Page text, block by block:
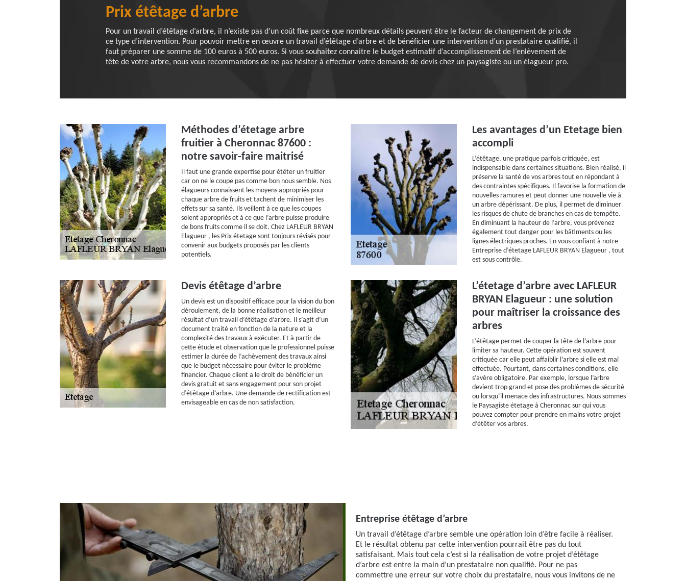
Prix étêtage d’arbre
Pour un travail d’étêtage d’arbre, il n’existe pas d’un coût fixe parce que nombreux détails peuvent être le facteur de changement de prix de
ce type d’intervention. Pour pouvoir mettre en œuvre un travail d’étêtage d’arbre et de bénéficier une intervention d’un prestataire qualifié, il
faut préparer une somme de 100 euros à 500 euros. Si vous souhaitez connaitre le budget estimatif d’accomplissement de l’enlèvement de
tête de votre arbre, nous vous recommandons de ne pas hésiter à effectuer votre demande de devis chez un paysagiste ou un élagueur pro.
Méthodes d’étetage arbre
fruitier à Cheronnac 87600 :
notre savoir-faire maitrisé
Il faut une grande expertise pour étêter un fruitier
car on ne le coupe pas comme bon nous semble. Nos
élagueurs connaissent les moyens appropriés pour
chaque arbre de fruits et tachent de minimiser les
effets sur sa santé. Ils veillent à ce que les coupes
soient appropriés et à ce que l’arbre puisse produire
de bons fruits comme il se doit. Chez LAFLEUR BRYAN
Elagueur , les Prix étetage sont toujours révisés pour
convenir aux budgets proposés par les clients
potentiels.
Les avantages d’un Etetage bien
accompli
L’étêtage, une pratique parfois critiquée, est
indispensable dans certaines situations. Bien réalisé, il
préserve la santé de vos arbres tout en répondant à
des contraintes spécifiques. Il favorise la formation de
nouvelles ramures et peut donner une nouvelle vie à
un arbre dépérissant. De plus, il permet de diminuer
les risques de chute de branches en cas de tempête.
En diminuant la hauteur de l’arbre, vous prévenez
également tout danger pour les bâtiments ou les
lignes électriques proches. En vous confiant à notre
Entreprise d’étetage LAFLEUR BRYAN Elagueur , tout
est sous contrôle.
Devis étêtage d’arbre
Un devis est un dispositif efficace pour la vision du bon
déroulement, de la bonne réalisation et le meilleur
résultat d’un travail d’étêtage d’arbre. Il s’agit d’un
document traité en fonction de la nature et la
complexité des travaux à exécuter. Et à partir de
cette étude et observation que le professionnel puisse
estimer la durée de l’achèvement des travaux ainsi
que le budget nécessaire pour éviter le problème
financier. Chaque client a le droit de bénéficier un
devis gratuit et sans engagement pour son projet
d’étêtage d’arbre. Une demande de rectification est
envisageable en cas de non satisfaction.
L’étetage d’arbre avec LAFLEUR
BRYAN Elagueur : une solution
pour maîtriser la croissance des
arbres
L’étêtage permet de couper la tête de l’arbre pour
limiter sa hauteur. Cette opération est souvent
critiquée car elle peut affaiblir l’arbre si elle est mal
effectuée. Pourtant, dans certaines conditions, elle
s’avère obligatoire. Par exemple, lorsque l’arbre
devient trop grand et pose des problèmes de sécurité
ou lorsqu’il menace des infrastructures. Nous sommes
le Paysagiste étetage à Cheronnac sur qui vous
pouvez compter pour prendre en mains votre projet
d’étêter vos arbres.
Entreprise étêtage d’arbre
Un travail d’étêtage d’arbre semble une opération loin d’être facile à réaliser.
Et le résultat obtenu par cette intervention pourrait être pas du tout
satisfaisant. Mais tout cela c’est si la réalisation de votre projet d’étêtage
d’arbre est entre la main d’un prestataire non qualifié. Pour ne pas
commettre une erreur sur votre choix du prestataire, nous vous invitons de ne